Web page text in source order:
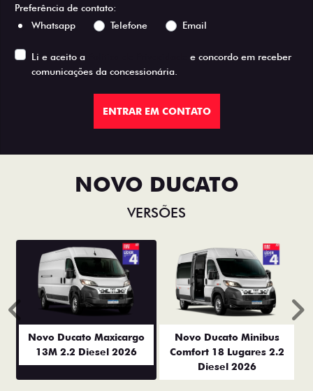
Preferência de contato:
Whatsapp
Telefone Email
Li e aceito a
e concordo em receber
comunicações da concessionária.
ENTRAR EM CONTATO
NOVO DUCATO
VERSÕES
Novo Ducato Maxicargo
13M 2.2 Diesel 2026
Novo Ducato Minibus
Comfort 18 Lugares 2.2
Diesel 2026
Anterior